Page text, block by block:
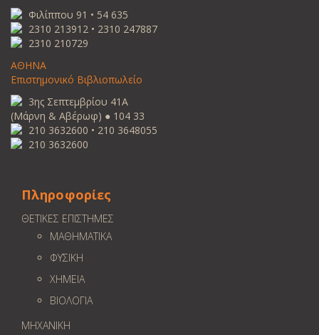
Φιλίππου 91 • 54 635
2310 213912 • 2310 247887
2310 210729
ΑΘΗΝΑ
Επιστημονικό Βιβλιοπωλείο
3ης Σεπτεμβρίου 41Α
(Μάρνη & Αβέρωφ) ● 104 33
210 3632600 • 210 3648055
210 3632600
Πληροφορίες
ΘΕΤΙΚΕΣ ΕΠΙΣΤΗΜΕΣ
ΜΑΘΗΜΑΤΙΚΑ
ΦΥΣΙΚΗ
ΧΗΜΕΙΑ
ΒΙΟΛΟΓΙΑ
ΜΗΧΑΝΙΚΗ